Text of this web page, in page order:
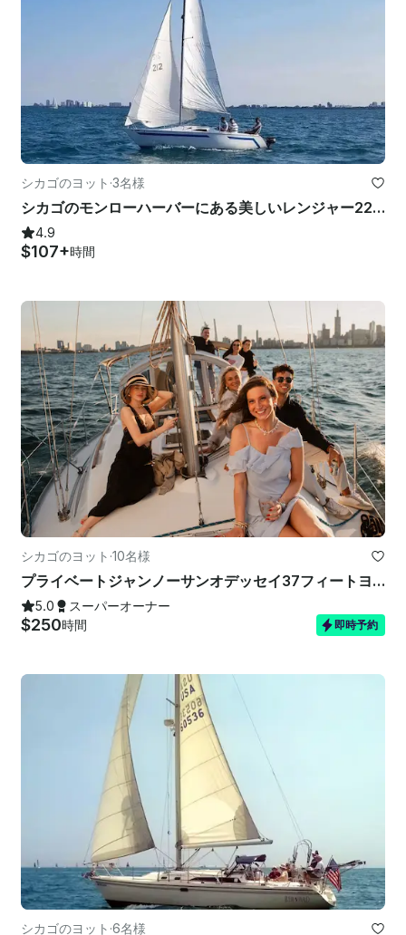
シカゴのヨット ·3名様
シカゴのモンローハーバーにある美しいレンジャー22ヨットのレンタル
4.9
$107+時間
シカゴのヨット ·10名様
プライベートジャンノーサンオデッセイ37フィートヨットシカゴクルーズ（10名様）
5.0 スーパーオーナー
$250時間 即時予約
シカゴのヨット ·6名様